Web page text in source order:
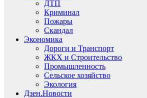
ДТП
Криминал
Пожары
Скандал
Экономика
Дороги и Транспорт
ЖКХ и Строительство
Промышленность
Сельское хозяйство
Экология
Дзен.Новости